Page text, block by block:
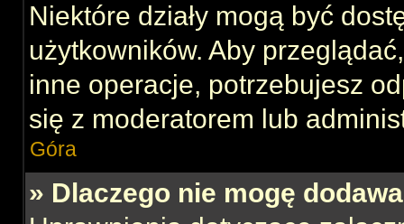
Niektóre działy mogą być
użytkowników. Aby
inne operacje, potrzebujesz
się z moderatorem lub
Góra
» Dlaczego nie mogę